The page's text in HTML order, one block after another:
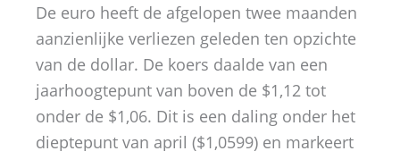
De euro heeft de afgelopen twee maanden
aanzienlijke verliezen geleden ten opzichte
van de dollar. De koers daalde van een
jaarhoogtepunt van boven de $1,12 tot
onder de $1,06. Dit is een daling onder het
dieptepunt van april ($1,0599) en markeert